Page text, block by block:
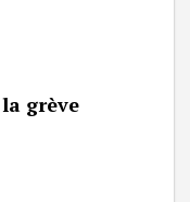
grève